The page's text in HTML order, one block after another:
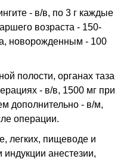
- в/в, по 3 г каждые
возраста - 150-
новорожденным - 100
полости, органах таза
- в/в, 1500 мг при
дополнительно - в/м,
операции.
легких, пищеводе и
индукции анестезии,